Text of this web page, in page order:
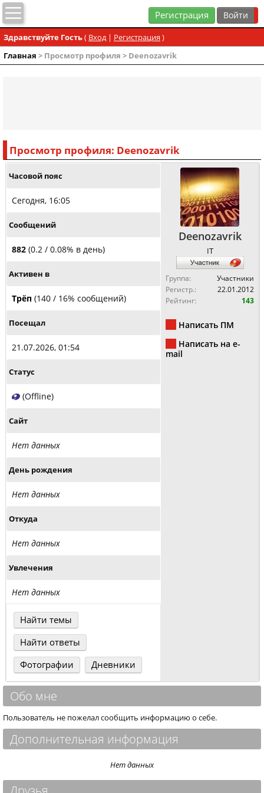
Регистрация
Здравствуйте Гость( Вход| Регистрация )
Главная > Просмотр профиля > Deenozavrik
Просмотр профиля: Deenozavrik
Deenozavrik
IT
Группа:
Участники
Регистр.:
22.01.2012
Рейтинг:
143
Написать ПМ
Написать на e-
mail
Часовой пояс
Сегодня, 16:05
Сообщений
882 (0.2 / 0.08% в день)
Активен в
Трёп (140 / 16% сообщений)
Посещал
21.07.2026, 01:54
Статус
(Offline)
Сайт
Нет данных
День рождения
Нет данных
Откуда
Нет данных
Увлечения
Нет данных
Найти темы
Найти ответы
Фотографии
Дневники
Обо мне
Пользователь не пожелал сообщить информацию о себе.
Дополнительная информация
Нет данных